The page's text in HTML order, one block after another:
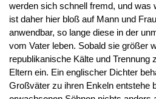
werden sich schnell fremd, und was
ist daher hier bloß auf Mann und
anwendbar, so lange diese in der
vom Vater leben. Sobald sie größer
republikanische Kälte und Trennung
Eltern ein. Ein englischer Dichter
Großväter zu ihren Enkeln entstehe